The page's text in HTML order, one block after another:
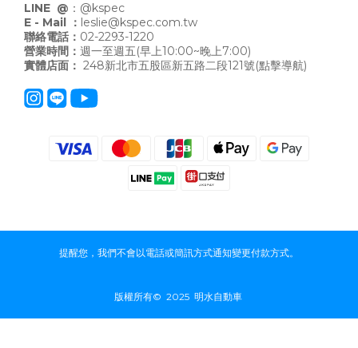
LINE @ ： @kspec
E - Mail ： leslie@kspec.com.tw
聯絡電話： 02-2293-1220
營業時間： 週一至週五(早上10:00~晚上7:00)
實體店面： 248新北市五股區新五路二段121號(點擊導航)
提醒您，我們不會以電話或簡訊方式通知變更付款方式。
版權所有© 2025 明水自動車